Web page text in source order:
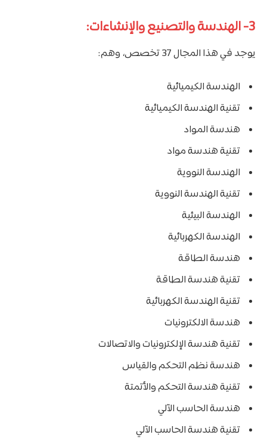
3- الهندسة والتصنيع والإنشاءات:
يوجد في هذا المجال 37 تخصص، وهم:
الهندسة الكيميائية
تقنية الهندسة الكيميائية
هندسة المواد
تقنية هندسة مواد
الهندسة النووية
تقنية الهندسة النووية
الهندسة البيئية
الهندسة الكهربائية
هندسة الطاقة
تقنية هندسة الطاقة
تقنية الهندسة الكهربائية
هندسة الالكترونيات
تقنية هندسة الإلكترونيات والاتصالات
هندسة نظم التحكم والقياس
تقنية هندسة التحكم والأتمتة
هندسة الحاسب الآلي
تقنية هندسة الحاسب الآلي